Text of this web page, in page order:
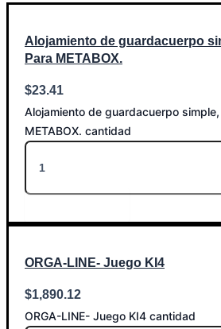
Alojamiento de guardacuerpo
Para METABOX.
$23.41
Alojamiento de guardacuerpo
METABOX. cantidad
ORGA-LINE- Juego KI4
$1,890.12
ORGA-LINE- Juego KI4 cantidad